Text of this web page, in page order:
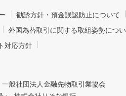
勧誘方針・預金誤認防止について
外国為替取引に関する取組姿勢につ
対応方針
般社団法人金融先物取引業協会